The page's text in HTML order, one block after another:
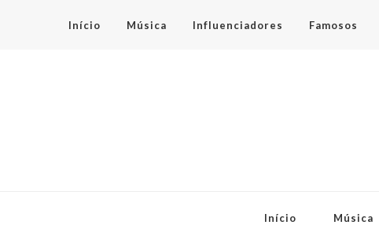
Início Música Influenciadores Famosos
Início Música